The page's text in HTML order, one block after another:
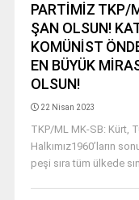
PARTİMİZ TKP/
ŞAN OLSUN!
KOMÜNİST
EN BÜYÜK
OLSUN!
22 Nisan 2023
TKP/ML MK-SB: Kürt,
Halkımız1960’ların
peşi sıra tüm ülkede